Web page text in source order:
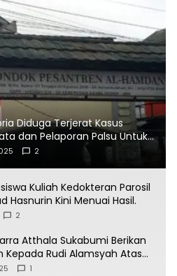
Diduga Terjerat Kasus
dan Pelaporan Palsu Untuk
Bos
2
Kuliah Kedokteran Parosil
Hasnurin Kini Menuai Hasil.
2
Atthala Sukabumi Berikan
Kepada Rudi Alamsyah Atas
dan Kemasyarakatan
1